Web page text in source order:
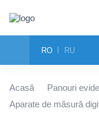
RO RU
Acasă
Panouri
Aparate de măsură